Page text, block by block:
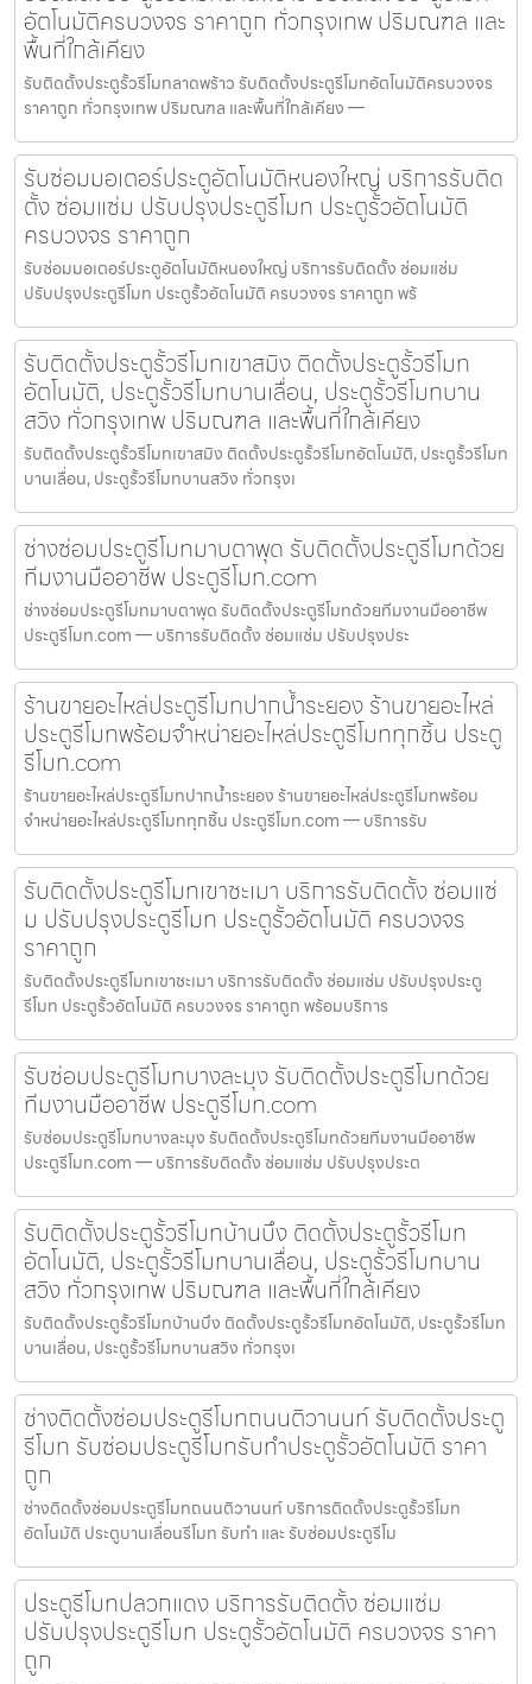
อัตโนมัติครบวงจร ราคาถูก ทั่วกรุงเทพ ปริมณฑล และ
พื้นที่ใกล้เคียง
รับติดตั้งประตูรั้วรีโมทลาดพร้าว รับติดตั้งประตูรีโมทอัตโนมัติครบวงจร
ราคาถูก ทั่วกรุงเทพ ปริมณฑล และพื้นที่ใกล้เคียง —
รับซ่อมมอเตอร์ประตูอัตโนมัติหนองใหญ่ บริการรับติด
ตั้ง ซ่อมแซ่ม ปรับปรุงประตูรีโมท ประตูรั้วอัตโนมัติ
ครบวงจร ราคาถูก
รับซ่อมมอเตอร์ประตูอัตโนมัติหนองใหญ่ บริการรับติดตั้ง ซ่อมแซ่ม
ปรับปรุงประตูรีโมท ประตูรั้วอัตโนมัติ ครบวงจร ราคาถูก พร้
รับติดตั้งประตูรั้วรีโมทเขาสมิง ติดตั้งประตูรั้วรีโมท
อัตโนมัติ, ประตูรั้วรีโมทบานเลื่อน, ประตูรั้วรีโมทบาน
สวิง ทั่วกรุงเทพ ปริมณฑล และพื้นที่ใกล้เคียง
รับติดตั้งประตูรั้วรีโมทเขาสมิง ติดตั้งประตูรั้วรีโมทอัตโนมัติ, ประตูรั้วรีโมท
บานเลื่อน, ประตูรั้วรีโมทบานสวิง ทั่วกรุงเ
ช่างซ่อมประตูรีโมทมาบตาพุด รับติดตั้งประตูรีโมทด้วย
ทีมงานมืออาชีพ ประตูรีโมท.com
ช่างซ่อมประตูรีโมทมาบตาพุด รับติดตั้งประตูรีโมทด้วยทีมงานมืออาชีพ
ประตูรีโมท.com — บริการรับติดตั้ง ซ่อมแซ่ม ปรับปรุงประ
ร้านขายอะไหล่ประตูรีโมทปากน้ำระยอง ร้านขายอะไหล่
ประตูรีโมทพร้อมจำหน่ายอะไหล่ประตูรีโมททุกชิ้น ประตู
รีโมท.com
ร้านขายอะไหล่ประตูรีโมทปากน้ำระยอง ร้านขายอะไหล่ประตูรีโมทพร้อม
จำหน่ายอะไหล่ประตูรีโมททุกชิ้น ประตูรีโมท.com — บริการรับ
รับติดตั้งประตูรีโมทเขาชะเมา บริการรับติดตั้ง ซ่อมแซ่
ม ปรับปรุงประตูรีโมท ประตูรั้วอัตโนมัติ ครบวงจร
ราคาถูก
รับติดตั้งประตูรีโมทเขาชะเมา บริการรับติดตั้ง ซ่อมแซ่ม ปรับปรุงประตู
รีโมท ประตูรั้วอัตโนมัติ ครบวงจร ราคาถูก พร้อมบริการ
รับซ่อมประตูรีโมทบางละมุง รับติดตั้งประตูรีโมทด้วย
ทีมงานมืออาชีพ ประตูรีโมท.com
รับซ่อมประตูรีโมทบางละมุง รับติดตั้งประตูรีโมทด้วยทีมงานมืออาชีพ
ประตูรีโมท.com — บริการรับติดตั้ง ซ่อมแซ่ม ปรับปรุงประต
รับติดตั้งประตูรั้วรีโมทบ้านบึง ติดตั้งประตูรั้วรีโมท
อัตโนมัติ, ประตูรั้วรีโมทบานเลื่อน, ประตูรั้วรีโมทบาน
สวิง ทั่วกรุงเทพ ปริมณฑล และพื้นที่ใกล้เคียง
รับติดตั้งประตูรั้วรีโมทบ้านบึง ติดตั้งประตูรั้วรีโมทอัตโนมัติ, ประตูรั้วรีโมท
บานเลื่อน, ประตูรั้วรีโมทบานสวิง ทั่วกรุงเ
ช่างติดตั้งซ่อมประตูรีโมทถนนติวานนท์ รับติดตั้งประตู
รีโมท รับซ่อมประตูรีโมทรับทำประตูรั้วอัตโนมัติ ราคา
ถูก
ช่างติดตั้งซ่อมประตูรีโมทถนนติวานนท์ บริการติดตั้งประตูรั้วรีโมท
อัตโนมัติ ประตูบานเลื่อนรีโมท รับทำ และ รับซ่อมประตูรีโม
ประตูรีโมทปลวกแดง บริการรับติดตั้ง ซ่อมแซ่ม
ปรับปรุงประตูรีโมท ประตูรั้วอัตโนมัติ ครบวงจร ราคา
ถูก